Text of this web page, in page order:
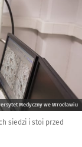
Medyczny we Wrocławiu
siedzi i stoi przed